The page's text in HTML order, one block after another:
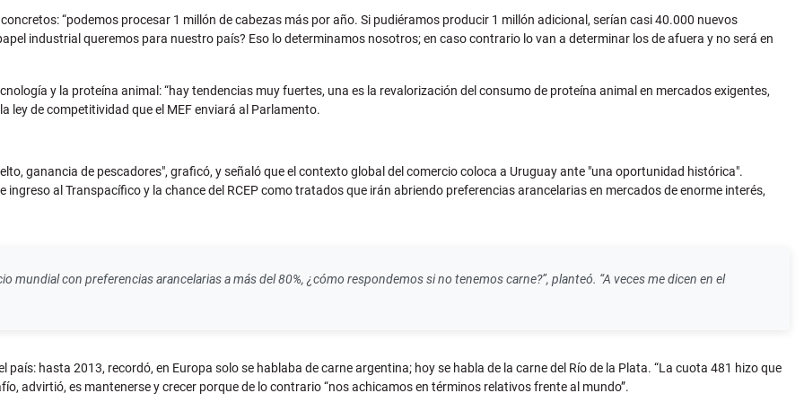
“podemos procesar 1 millón de cabezas más por año. Si pudiéramos producir 1 millón adicional, serían casi 40.000 nuevos
industrial queremos para nuestro país? Eso lo determinamos nosotros; en caso contrario lo van a determinar los de afuera y no será en
y la proteína animal: “hay tendencias muy fuertes, una es la revalorización del consumo de proteína animal en mercados exigentes,
ley de competitividad que el MEF enviará al Parlamento.
ganancia de pescadores", graficó, y señaló que el contexto global del comercio coloca a Uruguay ante "una oportunidad histórica".
ingreso al Transpacífico y la chance del RCEP como tratados que irán abriendo preferencias arancelarias en mercados de enorme interés,
mundial con preferencias arancelarias a más del 80%, ¿cómo respondemos si no tenemos carne?”, planteó. “A veces me dicen en el
hasta 2013, recordó, en Europa solo se hablaba de carne argentina; hoy se habla de la carne del Río de la Plata. “La cuota 481 hizo que
advirtió, es mantenerse y crecer porque de lo contrario “nos achicamos en términos relativos frente al mundo”.